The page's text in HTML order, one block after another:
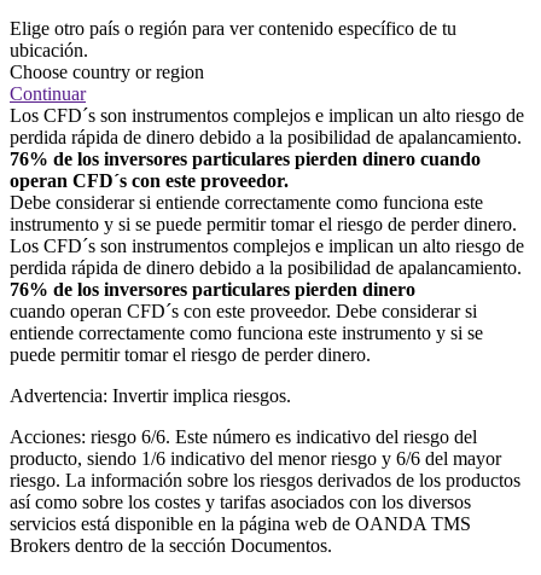
Elige otro país o región para ver contenido específico de tu
ubicación.
Choose country or region
Continuar
Los CFD´s son instrumentos complejos e implican un alto riesgo de
perdida rápida de dinero debido a la posibilidad de apalancamiento.
76% de los inversores particulares pierden dinero cuando
operan CFD´s con este proveedor.
Debe considerar si entiende correctamente como funciona este
instrumento y si se puede permitir tomar el riesgo de perder dinero.
Los CFD´s son instrumentos complejos e implican un alto riesgo de
perdida rápida de dinero debido a la posibilidad de apalancamiento.
76% de los inversores particulares pierden dinero
cuando operan CFD´s con este proveedor. Debe considerar si
entiende correctamente como funciona este instrumento y si se
puede permitir tomar el riesgo de perder dinero.
Advertencia: Invertir implica riesgos.
Acciones: riesgo 6/6. Este número es indicativo del riesgo del
producto, siendo 1/6 indicativo del menor riesgo y 6/6 del mayor
riesgo. La información sobre los riesgos derivados de los productos
así como sobre los costes y tarifas asociados con los diversos
servicios está disponible en la página web de OANDA TMS
Brokers dentro de la sección Documentos.